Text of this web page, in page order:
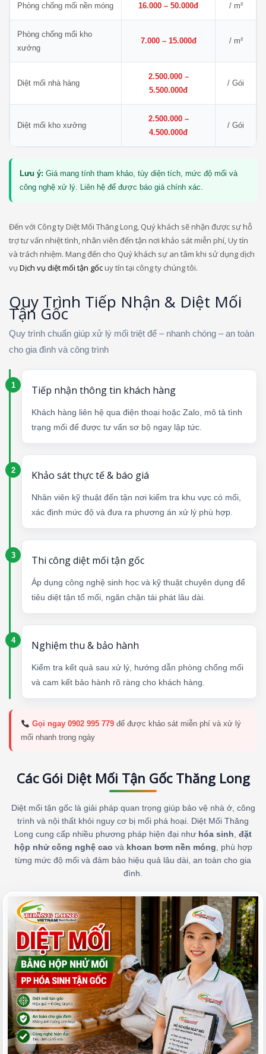
Phòng chống mối nền móng 16.000 – 50.000đ / m²
Phòng chống mối kho
xưởng
7.000 – 15.000đ / m²
Diệt mối nhà hàng
2.500.000 –
5.500.000đ
/ Gói
Diệt mối kho xưởng
2.500.000 –
4.500.000đ
/ Gói
Lưu ý: Giá mang tính tham khảo, tùy diện tích, mức độ mối và
công nghệ xử lý. Liên hệ để được báo giá chính xác.
Đến với Công ty Diệt Mối Thăng Long, Quý khách sẽ nhận được sự hỗ
trợ tư vấn nhiệt tình, nhân viên đến tận nơi khảo sát miễn phí, Uy tín
và trách nhiệm. Mang đến cho Quý khách sự an tâm khi sử dụng dịch
vụ Dịch vụ diệt mối tận gốcuy tín tại công ty chúng tôi.
Quy Trình Tiếp Nhận & Diệt Mối
Tận Gốc
Quy trình chuẩn giúp xử lý mối triệt để – nhanh chóng – an toàn
cho gia đình và công trình
Tiếp nhận thông tin khách hàng
Khách hàng liên hệ qua điện thoại hoặc Zalo, mô tả tình
trạng mối để được tư vấn sơ bộ ngay lập tức.
Khảo sát thực tế & báo giá
Nhân viên kỹ thuật đến tận nơi kiểm tra khu vực có mối,
xác định mức độ và đưa ra phương án xử lý phù hợp.
Thi công diệt mối tận gốc
Áp dụng công nghệ sinh học và kỹ thuật chuyên dụng để
tiêu diệt tận tổ mối, ngăn chặn tái phát lâu dài.
Nghiệm thu & bảo hành
Kiểm tra kết quả sau xử lý, hướng dẫn phòng chống mối
và cam kết bảo hành rõ ràng cho khách hàng.
Gọi ngay 0902 995 779để được khảo sát miễn phí và xử lý
mối nhanh trong ngày
Các Gói Diệt Mối Tận Gốc Thăng Long
Diệt mối tận gốc là giải pháp quan trọng giúp bảo vệ nhà ở, công
trình và nội thất khỏi nguy cơ bị mối phá hoại. Diệt Mối Thăng
Long cung cấp nhiều phương pháp hiện đại như hóa sinh, đặt
hộp nhử công nghệ cao và khoan bơm nền móng, phù hợp
từng mức độ mối và đảm bảo hiệu quả lâu dài, an toàn cho gia
đình.